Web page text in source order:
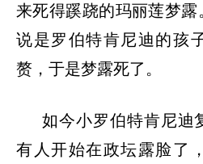
来死得蹊跷的玛丽莲梦
说是罗伯特肯尼迪的孩
赘，于是梦露死了。
如今小罗伯特肯尼迪
有人开始在政坛露脸了